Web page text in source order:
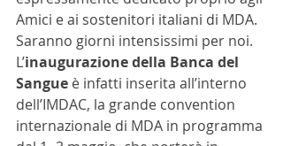
Amici e ai sostenitori italiani di MDA.
Saranno giorni intensissimi per noi.
L’inaugurazione della Banca del
Sangue è infatti inserita all’interno
dell’IMDAC, la grande convention
internazionale di MDA in programma